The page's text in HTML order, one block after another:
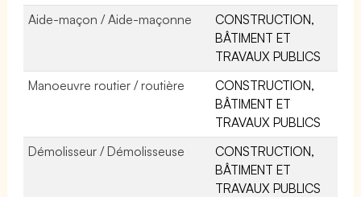
Aide-maçon / Aide-maçonne
CONSTRUCTION,
BÂTIMENT ET
TRAVAUX PUBLICS
Manoeuvre routier / routière
CONSTRUCTION,
BÂTIMENT ET
TRAVAUX PUBLICS
Démolisseur / Démolisseuse
CONSTRUCTION,
BÂTIMENT ET
TRAVAUX PUBLICS